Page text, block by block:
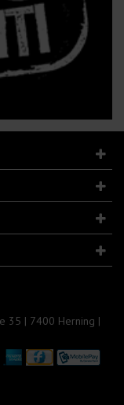
35 | 7400 Herning |